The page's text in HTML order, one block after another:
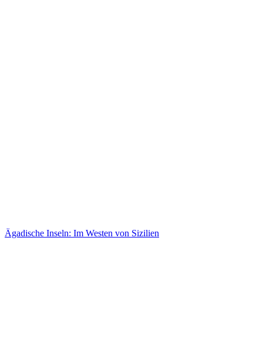
Ägadische Inseln: Im Westen von Sizilien